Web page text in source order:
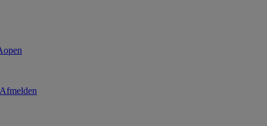
Afmelden